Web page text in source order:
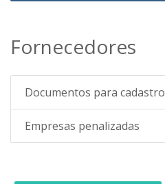
Fornecedores
Documentos para cadastro
Empresas penalizadas